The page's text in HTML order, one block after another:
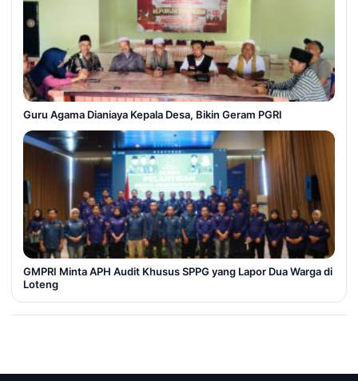
Guru Agama Dianiaya Kepala Desa, Bikin Geram PGRI
GMPRI Minta APH Audit Khusus SPPG yang Lapor Dua Warga di
Loteng